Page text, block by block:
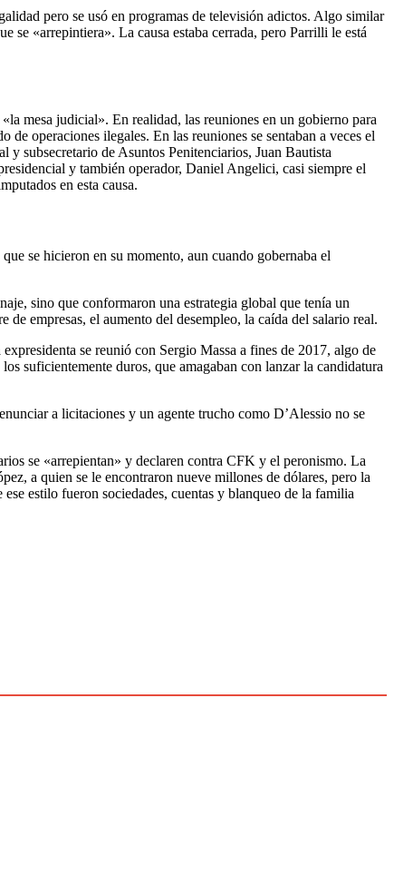
pero se usó en programas de televisión adictos. Algo similar
se «arrepintiera». La causa estaba cerrada, pero Parrilli le está
mesa judicial». En realidad, las reuniones en un gobierno para
operaciones ilegales. En las reuniones se sentaban a veces el
subsecretario de Asuntos Penitenciarios, Juan Bautista
y también operador, Daniel Angelici, casi siempre el
en esta causa.
se hicieron en su momento, aun cuando gobernaba el
sino que conformaron una estrategia global que tenía un
empresas, el aumento del desempleo, la caída del salario real.
se reunió con Sergio Massa a fines de 2017, algo de
suficientemente duros, que amagaban con lanzar la candidatura
a licitaciones y un agente trucho como D’Alessio no se
se «arrepientan» y declaren contra CFK y el peronismo. La
a quien se le encontraron nueve millones de dólares, pero la
estilo fueron sociedades, cuentas y blanqueo de la familia